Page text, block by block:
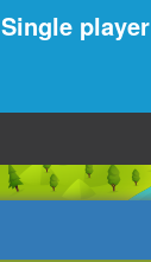
Single player